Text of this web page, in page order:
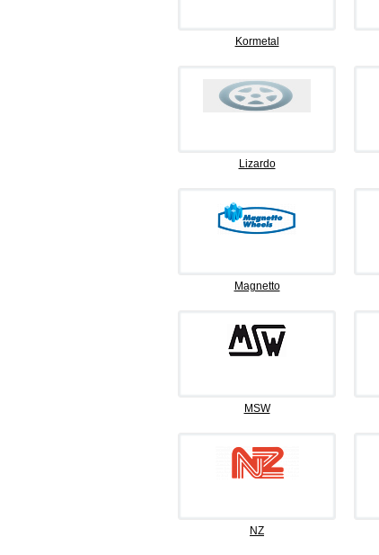
Kormetal
Lizardo
Magnetto
MSW
NZ